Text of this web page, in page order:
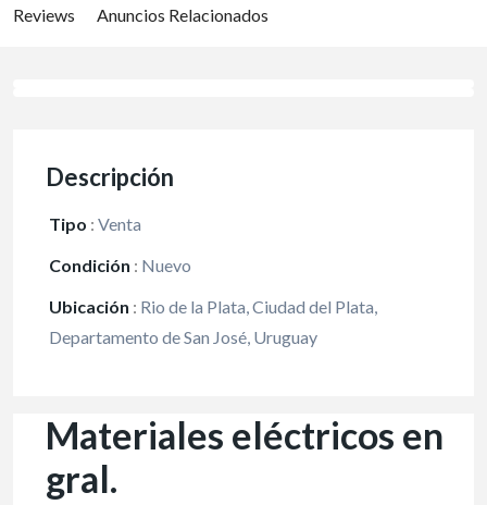
Reviews Anuncios Relacionados
Descripción
Tipo : Venta
Condición : Nuevo
Ubicación : Rio de la Plata, Ciudad del Plata,
Departamento de San José, Uruguay
Materiales eléctricos en
gral.